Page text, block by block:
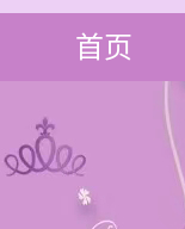
首页